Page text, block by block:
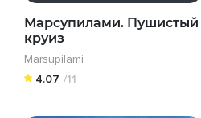
Марсупилами. Пушистый
круиз
Marsupilami
4.07 /11